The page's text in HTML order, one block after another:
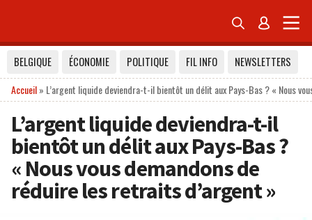
 
BELGIQUE ÉCONOMIE POLITIQUE FIL INFO
NEWSLETTERS
Accueil» L’argent liquide deviendra-t-il bientôt un délit aux Pays-Bas ? « Nous
L’argent liquide deviendra-t-il
bientôt un délit aux Pays-Bas ?
« Nous vous demandons de
réduire les retraits d’argent »